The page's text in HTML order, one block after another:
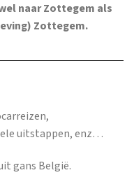
naar Zottegem als
Zottegem.
uitstappen, enz…
gans België.